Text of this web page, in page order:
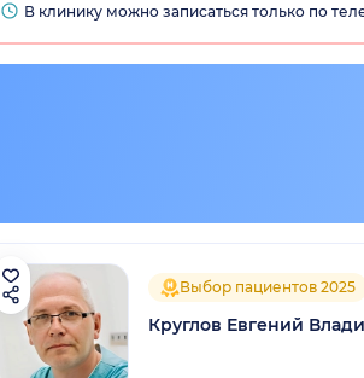
В клинику можно записаться только по
Выбор пациентов 2025
Круглов Евгений